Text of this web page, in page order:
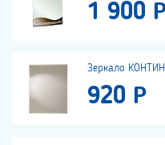
1 900
Зеркало
920 Р